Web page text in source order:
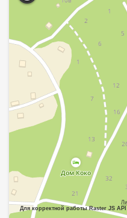
Для корректной работы Raster JS